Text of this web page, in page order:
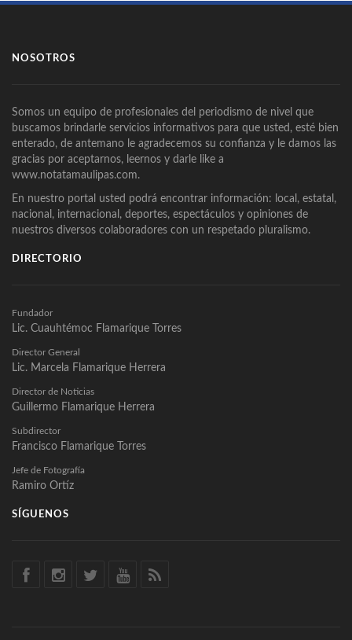
NOSOTROS
Somos un equipo de profesionales del periodismo de nivel que
buscamos brindarle servicios informativos para que usted, esté bien
enterado, de antemano le agradecemos su confianza y le damos las
gracias por aceptarnos, leernos y darle like a
www.notatamaulipas.com.
En nuestro portal usted podrá encontrar información: local, estatal,
nacional, internacional, deportes, espectáculos y opiniones de
nuestros diversos colaboradores con un respetado pluralismo.
DIRECTORIO
Fundador
Lic. Cuauhtémoc Flamarique Torres
Director General
Lic. Marcela Flamarique Herrera
Director de Noticias
Guillermo Flamarique Herrera
Subdirector
Francisco Flamarique Torres
Jefe de Fotografía
Ramiro Ortíz
SÍGUENOS